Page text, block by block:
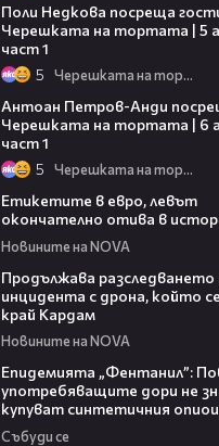
Поли Недкова посреща
Черешката на тортата | 5
част 1
5 Черешката на тортата
Антоан Петров-Анди
Черешката на тортата | 6
част 1
5 Черешката на тортата
Етикетите в евро, левът
окончателно отива в
Новините на NOVA
Продължава разследването
инцидента с дрона, който
край Кардам
Новините на NOVA
Епидемията „Фентанил”:
употребяващите дори не
купуват синтетичния
Събуди се